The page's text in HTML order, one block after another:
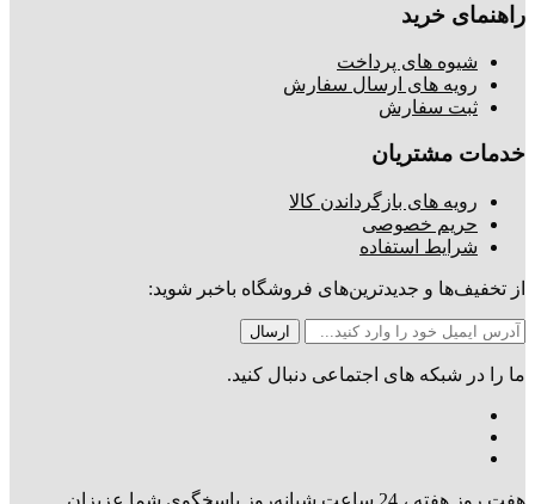
راهنمای خرید
شیوه های پرداخت
رویه های ارسال سفارش
ثبت سفارش
خدمات مشتریان
رویه های بازگرداندن کالا
حریم خصوصی
شرایط استفاده
از تخفیف‌ها و جدیدترین‌های فروشگاه باخبر شوید:
ما را در شبکه های اجتماعی دنبال کنید.
هفت روز هفته ، 24 ساعت شبانه‌روز پاسخگوی شما عزیزان